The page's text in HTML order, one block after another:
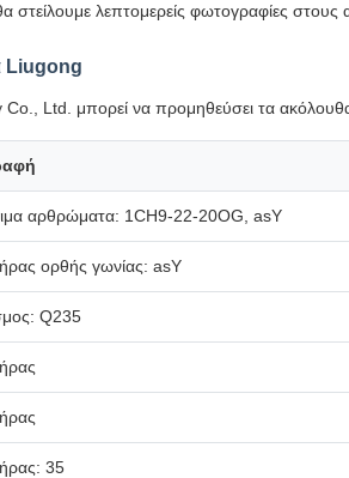
στείλουμε λεπτομερείς φωτογραφίες στους
Liugong
Ltd. μπορεί να προμηθεύσει τα
αρθρώματα: 1CH9-22-20OG, asY
ορθής γωνίας: asY
Q235
35